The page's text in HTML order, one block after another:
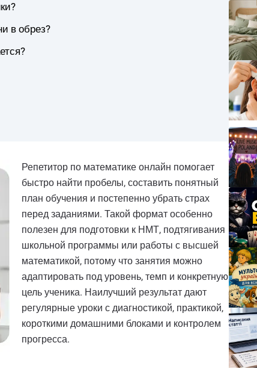
в обрез?
Репетитор по математике онлайн помогает
быстро найти пробелы, составить понятный
план обучения и постепенно убрать страх
перед заданиями. Такой формат особенно
полезен для подготовки к НМТ, подтягивания
школьной программы или работы с высшей
математикой, потому что занятия можно
адаптировать под уровень, темп и конкретную
цель ученика. Наилучший результат дают
регулярные уроки с диагностикой, практикой,
короткими домашними блоками и контролем
прогресса.